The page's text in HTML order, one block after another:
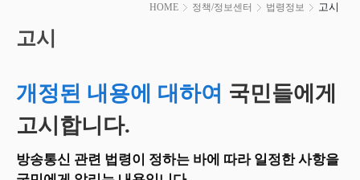
HOME 정책/정보센터 법령정보 고시
시
작
고시
개정된 내용에 대하여 국민들에게
고시합니다.
방송통신 관련 법령이 정하는 바에 따라 일정한 사항을